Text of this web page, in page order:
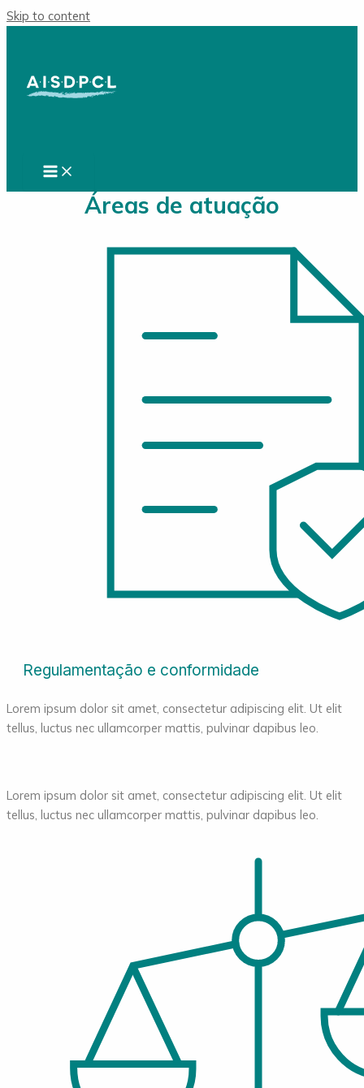
Skip to content
Áreas de atuação
Regulamentação e conformidade
Lorem ipsum dolor sit amet, consectetur adipiscing elit. Ut elit
tellus, luctus nec ullamcorper mattis, pulvinar dapibus leo.
Lorem ipsum dolor sit amet, consectetur adipiscing elit. Ut elit
tellus, luctus nec ullamcorper mattis, pulvinar dapibus leo.